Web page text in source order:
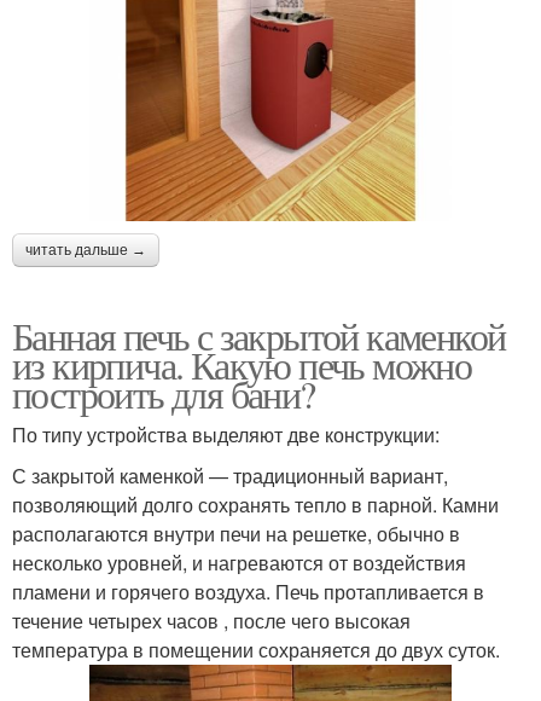
читать дальше →
Банная печь с закрытой каменкой
из кирпича. Какую печь можно
построить для бани?
По типу устройства выделяют две конструкции:
С закрытой каменкой — традиционный вариант,
позволяющий долго сохранять тепло в парной. Камни
располагаются внутри печи на решетке, обычно в
несколько уровней, и нагреваются от воздействия
пламени и горячего воздуха. Печь протапливается в
течение четырех часов , после чего высокая
температура в помещении сохраняется до двух суток.